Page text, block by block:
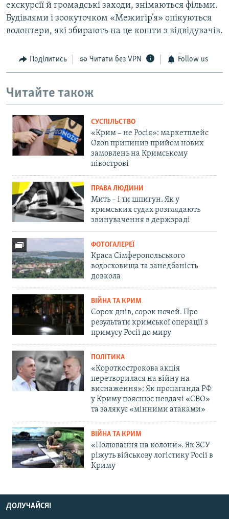
екскурсії й громадські заходи, знімаються фільми.
Будівлями і зоокуточком «Межигір’я» опікуються
волонтери, які збирають на це кошти з відвідувачів.
Поділитись Читати без VPN Follow us
Читайте також
СУСПІЛЬСТВО
«Крим – не Росія»: маркетплейс
Ozon припинив прийом нових
замовлень на Кримському
півострові
ПРАВА ЛЮДИНИ
Мить – і ти шпигун. Як у
кримських судах розглядають
звинувачення в держзраді
ФОТОГАЛЕРЕЇ
Краса Сімферопольського
водосховища та занедбаність
довкола
ВІЙНА ТА КРИМ
Сорок днів, сорок ночей. Про
результати кримської операції з
примусу Росії до миру
ПОЛІТИКА
«Короткострокова акція
перетворилася на війну на
виснаження»: Як пропаганда РФ
у Криму пояснює невдачі «СВО»
та залякує «мінними атаками»
ВІЙНА ТА КРИМ
«Полювання на колони». Як ЗСУ
ріжуть військову логістику Росії в
Криму
ДОЛУЧАЙСЯ!